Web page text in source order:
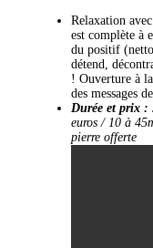
Relaxation
est complète à
du positif
détend,
! Ouverture à
des messages
Durée et prix :
euros / 10 à
pierre offerte